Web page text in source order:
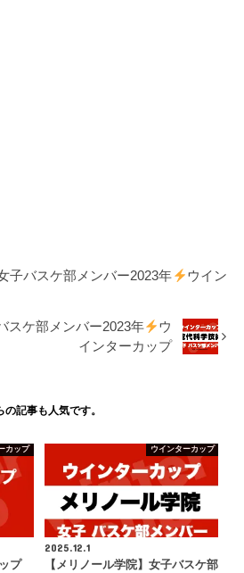
子バスケ部メンバー2023年
ウイン
スケ部メンバー2023年
ウ
インターカップ
の記事も人気です。
カップ
プ
ウインターカップ
2025.12.1
【メリノール学院】女子バスケ部